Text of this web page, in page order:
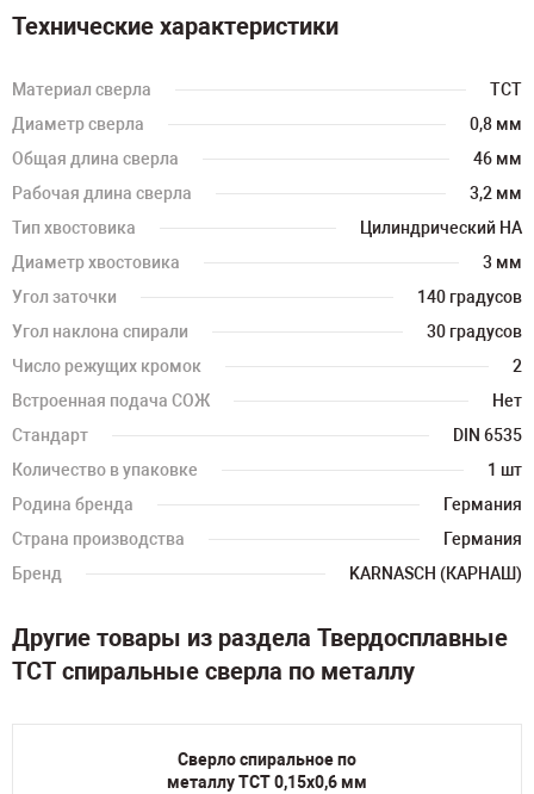
Технические характеристики
Материал сверла
TCT
Диаметр сверла
0,8 мм
Общая длина сверла
46 мм
Рабочая длина сверла
3,2 мм
Тип хвостовика
Цилиндрический HA
Диаметр хвостовика
3 мм
Угол заточки
140 градусов
Угол наклона спирали
30 градусов
Число режущих кромок
2
Встроенная подача СОЖ
Нет
Стандарт
DIN 6535
Количество в упаковке
1 шт
Родина бренда
Германия
Страна производства
Германия
Бренд
KARNASCH (КАРНАШ)
Другие товары из раздела Твердосплавные
TCT спиральные сверла по металлу
Сверло спиральное по
металлу TCT 0,15х0,6 мм